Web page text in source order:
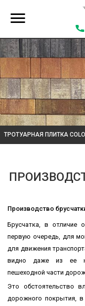
ТРОТУАРНАЯ ПЛИТКА
Производство
Брусчатка, в отличие
первую очередь, для
для движения
видно даже из ее
пешеходной части
Это обстоятельство
дорожного покрытия, в